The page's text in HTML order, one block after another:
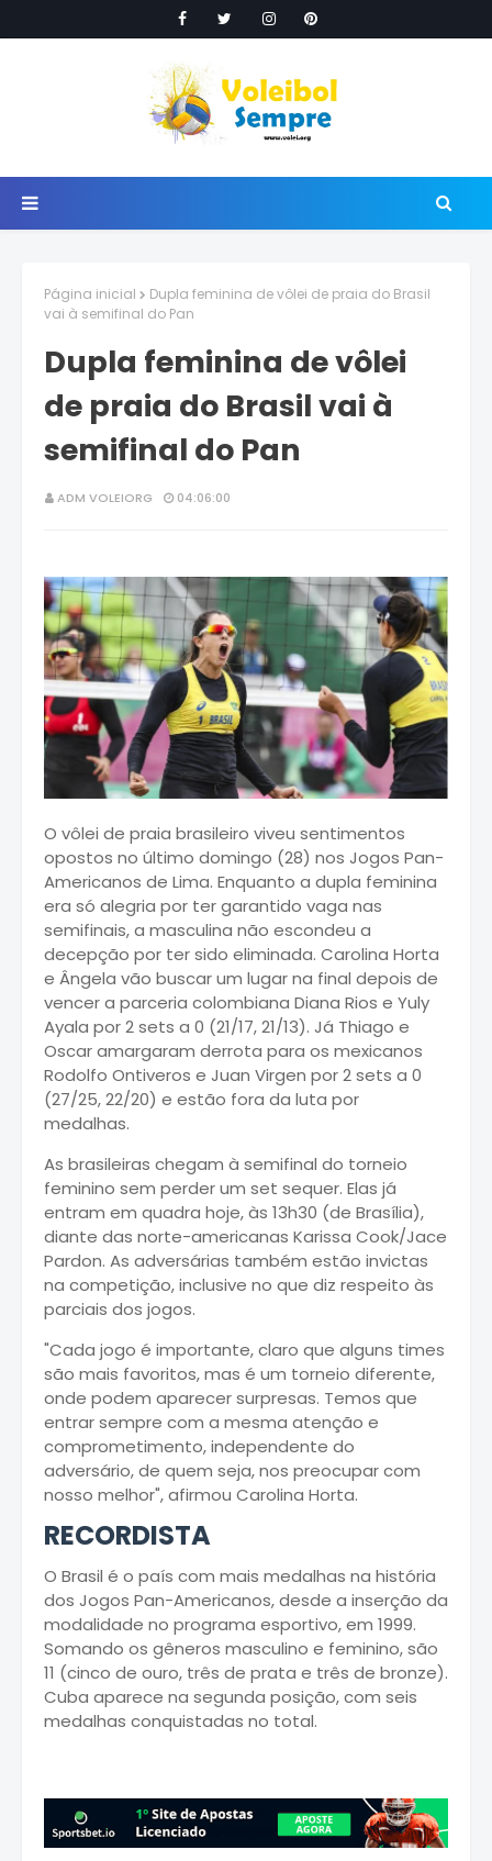
Página inicial
Dupla feminina de vôlei de praia do Brasil
vai à semifinal do Pan
Dupla feminina de vôlei
de praia do Brasil vai à
semifinal do Pan
ADM VOLEIORG 04:06:00
O vôlei de praia brasileiro viveu sentimentos
opostos no último domingo (28) nos Jogos Pan-
Americanos de Lima. Enquanto a dupla feminina
era só alegria por ter garantido vaga nas
semifinais, a masculina não escondeu a
decepção por ter sido eliminada. Carolina Horta
e Ângela vão buscar um lugar na final depois de
vencer a parceria colombiana Diana Rios e Yuly
Ayala por 2 sets a 0 (21/17, 21/13). Já Thiago e
Oscar amargaram derrota para os mexicanos
Rodolfo Ontiveros e Juan Virgen por 2 sets a 0
(27/25, 22/20) e estão fora da luta por
medalhas.
As brasileiras chegam à semifinal do torneio
feminino sem perder um set sequer. Elas já
entram em quadra hoje, às 13h30 (de Brasília),
diante das norte-americanas Karissa Cook/Jace
Pardon. As adversárias também estão invictas
na competição, inclusive no que diz respeito às
parciais dos jogos.
"Cada jogo é importante, claro que alguns times
são mais favoritos, mas é um torneio diferente,
onde podem aparecer surpresas. Temos que
entrar sempre com a mesma atenção e
comprometimento, independente do
adversário, de quem seja, nos preocupar com
nosso melhor", afirmou Carolina Horta.
RECORDISTA
O Brasil é o país com mais medalhas na história
dos Jogos Pan-Americanos, desde a inserção da
modalidade no programa esportivo, em 1999.
Somando os gêneros masculino e feminino, são
11 (cinco de ouro, três de prata e três de bronze).
Cuba aparece na segunda posição, com seis
medalhas conquistadas no total.